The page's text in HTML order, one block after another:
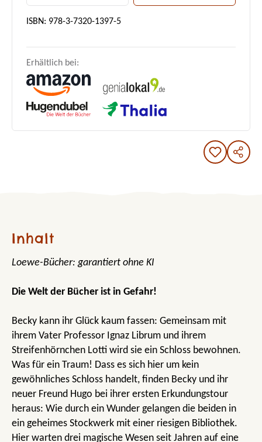
ISBN: 978-3-7320-1397-5
Erhältlich bei:
Inhalt
Loewe-Bücher: garantiert ohne KI
Die Welt der Bücher ist in Gefahr!
Becky kann ihr Glück kaum fassen: Gemeinsam mit
ihrem Vater Professor Ignaz Librum und ihrem
Streifenhörnchen Lotti wird sie ein Schloss bewohnen.
Was für ein Traum! Dass es sich hier um kein
gewöhnliches Schloss handelt, finden Becky und ihr
neuer Freund Hugo bei ihrer ersten Erkundungstour
heraus: Wie durch ein Wunder gelangen die beiden in
ein geheimes Stockwerk mit einer riesigen Bibliothek.
Hier warten drei magische Wesen seit Jahren auf eine